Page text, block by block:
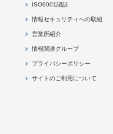
ISO9001認証
情報セキュリティへの取組
営業所紹介
情報関連グループ
プライバシーポリシー
サイトのご利用について